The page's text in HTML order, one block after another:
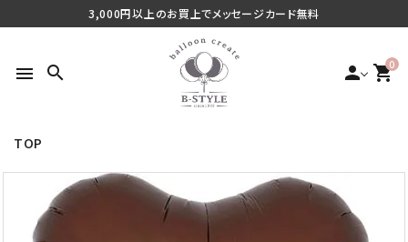
3,000円以上のお買上でメッセージカード無料
menu search person 0
shopping_cart
最近チェックした商品
TOP